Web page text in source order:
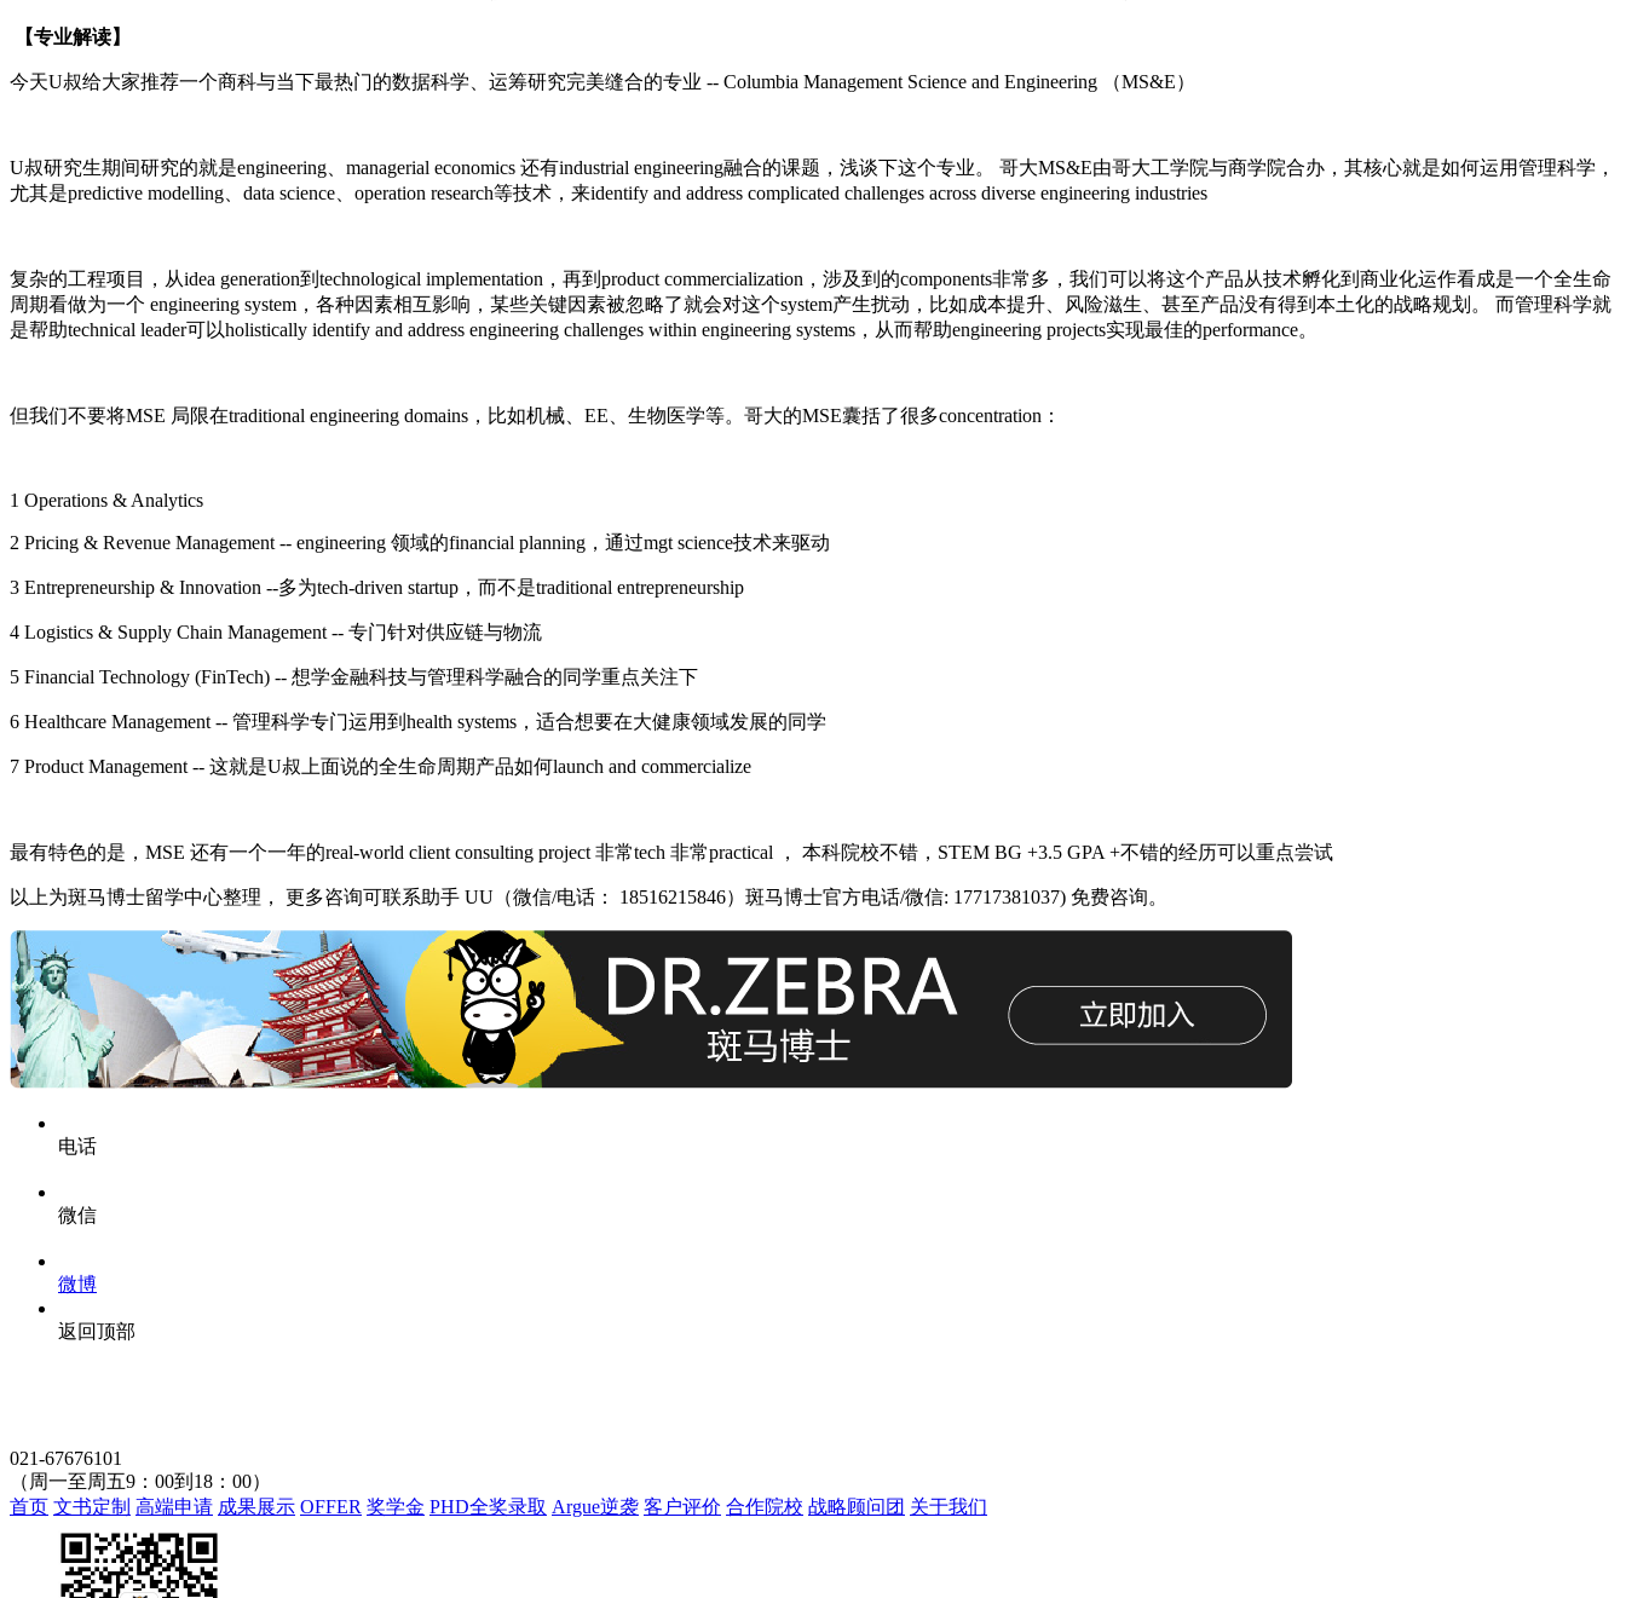
【专业解读】
今天U叔给大家推荐一个商科与当下最热门的数据科学、运筹研究完美缝合的专业 -- Columbia Management Science and Engineering （MS&E）
U叔研究生期间研究的就是engineering、managerial economics 还有industrial engineering融合的课题，浅谈下这个专业。 哥大MS&E由哥大工学院与商学院合办，其核心就是如何运用管理科学，
尤其是predictive modelling、data science、operation research等技术，来identify and address complicated challenges across diverse engineering industries
复杂的工程项目，从idea generation到technological implementation，再到product commercialization，涉及到的components非常多，我们可以将这个产品从技术孵化到商业化运作看成是一个全生命
周期看做为一个 engineering system，各种因素相互影响，某些关键因素被忽略了就会对这个system产生扰动，比如成本提升、风险滋生、甚至产品没有得到本土化的战略规划。 而管理科学就
是帮助technical leader可以holistically identify and address engineering challenges within engineering systems，从而帮助engineering projects实现最佳的performance。
但我们不要将MSE 局限在traditional engineering domains，比如机械、EE、生物医学等。哥大的MSE囊括了很多concentration：
1 Operations & Analytics
2 Pricing & Revenue Management -- engineering 领域的financial planning，通过mgt science技术来驱动
3 Entrepreneurship & Innovation --多为tech-driven startup，而不是traditional entrepreneurship
4 Logistics & Supply Chain Management -- 专门针对供应链与物流
5 Financial Technology (FinTech) -- 想学金融科技与管理科学融合的同学重点关注下
6 Healthcare Management -- 管理科学专门运用到health systems，适合想要在大健康领域发展的同学
7 Product Management -- 这就是U叔上面说的全生命周期产品如何launch and commercialize
最有特色的是， MSE 还有一个一年的real-world client consulting project 非常tech 非常practical ， 本科院校不错， STEM BG +3.5 GPA +不错的经历可以重点尝试
以上为斑马博士留学中心整理， 更多咨询可联系助手 UU（微信/电话： 18516215846）斑马博士官方电话/微信: 17717381037) 免费咨询。
电话
微信
微博
返回顶部
021-67676101
（周一至周五9：00到18：00）
首页 文书定制 高端申请 成果展示 OFFER 奖学金 PHD全奖录取 Argue逆袭 客户评价 合作院校 战略顾问团 关于我们